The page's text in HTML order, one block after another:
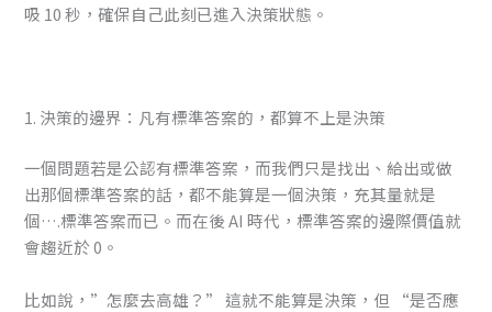
吸 10 秒，確保自己此刻已進入決策狀態。
1. 決策的邊界：凡有標準答案的，都算不上是決策
一個問題若是公認有標準答案，而我們只是找出、給出或做
出那個標準答案的話，都不能算是一個決策，充其量就是
個….標準答案而已。而在後 AI 時代，標準答案的邊際價值就
會趨近於 0。
比如說，”怎麼去高雄？” 這就不能算是決策，但 “是否應